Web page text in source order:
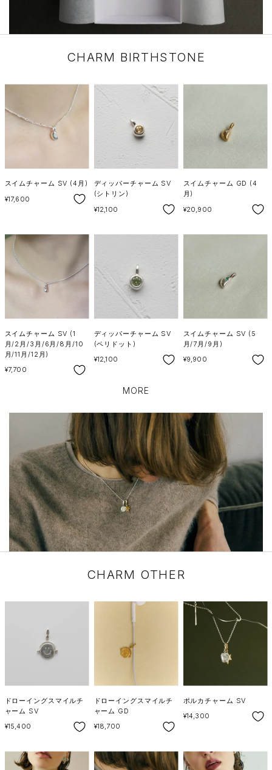
CHARM BIRTHSTONE
スイムチャーム SV (4月)
SALE
¥17,600
ディッパーチャーム SV
(シトリン)
SALE
¥12,100
スイムチャーム GD (4
月)
SALE
¥20,900
スイムチャーム SV (1
月/2月/3月/6月/8月/10
月/11月/12月)
SALE
¥7,700
ディッパーチャーム SV
(ペリドット)
SALE
¥12,100
スイムチャーム SV (5
月/7月/9月)
SALE
¥9,900
MORE
CHARM OTHER
ドローイングスマイルチ
ャーム SV
SALE
¥15,400
ドローイングスマイルチ
ャーム GD
SALE
¥18,700
ポルカチャーム SV
SALE
¥14,300